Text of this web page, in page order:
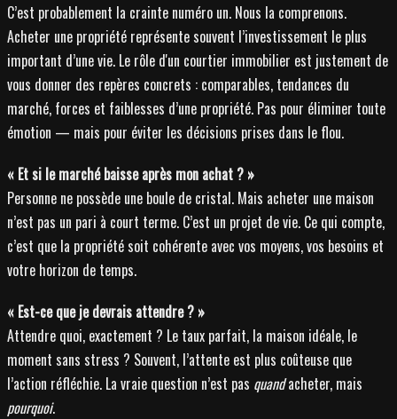
C’est probablement la crainte numéro un. Nous la comprenons.
Acheter une propriété représente souvent l’investissement le plus
important d’une vie. Le rôle d'un courtier immobilier est justement de
vous donner des repères concrets : comparables, tendances du
marché, forces et faiblesses d’une propriété. Pas pour éliminer toute
émotion — mais pour éviter les décisions prises dans le flou.
« Et si le marché baisse après mon achat ? »
Personne ne possède une boule de cristal. Mais acheter une maison
n’est pas un pari à court terme. C’est un projet de vie. Ce qui compte,
c’est que la propriété soit cohérente avec vos moyens, vos besoins et
votre horizon de temps.
« Est-ce que je devrais attendre ? »
Attendre quoi, exactement ? Le taux parfait, la maison idéale, le
moment sans stress ? Souvent, l’attente est plus coûteuse que
l’action réfléchie. La vraie question n’est pas quandacheter, mais
pourquoi.